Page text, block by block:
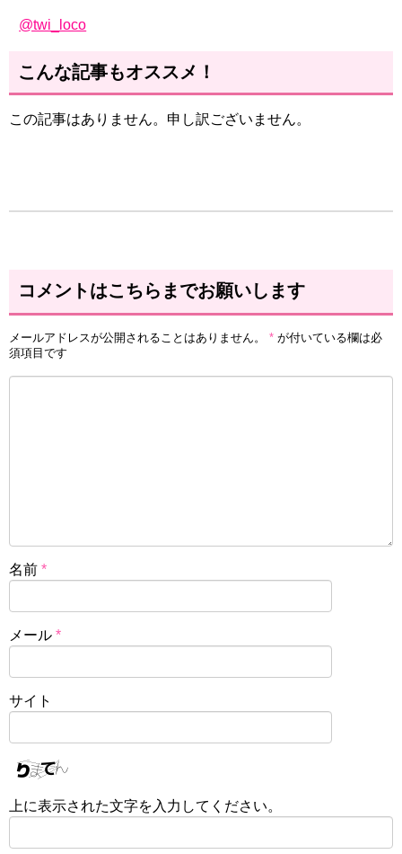
@twi_loco
こんな記事もオススメ！
この記事はありません。申し訳ございません。
コメントはこちらまでお願いします
メールアドレスが公開されることはありません。 * が付いている欄は必
須項目です
名前 *
メール *
サイト
上に表示された文字を入力してください。